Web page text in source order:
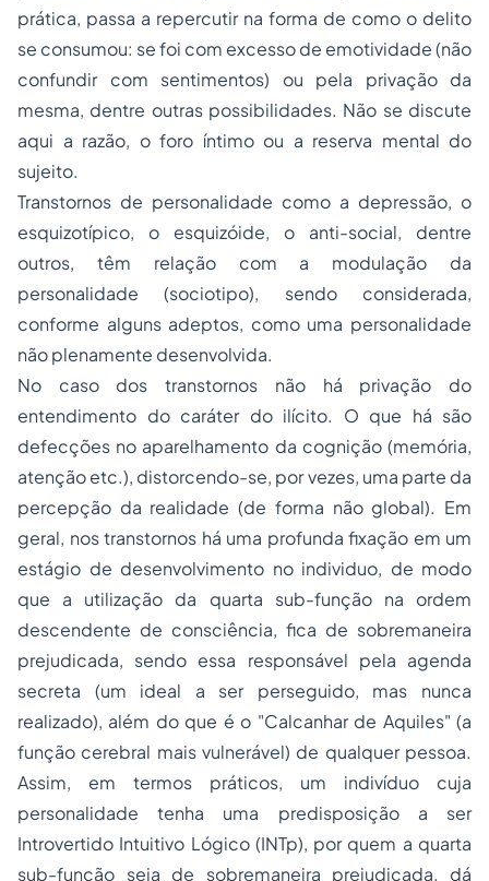
prática, passa a repercutir na forma de como o delito
se consumou: se foi com excesso de emotividade (não
confundir com sentimentos) ou pela privação da
mesma, dentre outras possibilidades. Não se discute
aqui a razão, o foro íntimo ou a reserva mental do
sujeito.
Transtornos de personalidade como a depressão, o
esquizotípico, o esquizóide, o anti-social, dentre
outros, têm relação com a modulação da
personalidade (sociotipo), sendo considerada,
conforme alguns adeptos, como uma personalidade
não plenamente desenvolvida.
No caso dos transtornos não há privação do
entendimento do caráter do ilícito. O que há são
defecções no aparelhamento da cognição (memória,
atenção etc.), distorcendo-se, por vezes, uma parte da
percepção da realidade (de forma não global). Em
geral, nos transtornos há uma profunda fixação em um
estágio de desenvolvimento no individuo, de modo
que a utilização da quarta sub-função na ordem
descendente de consciência, fica de sobremaneira
prejudicada, sendo essa responsável pela agenda
secreta (um ideal a ser perseguido, mas nunca
realizado), além do que é o "Calcanhar de Aquiles" (a
função cerebral mais vulnerável) de qualquer pessoa.
Assim, em termos práticos, um indivíduo cuja
personalidade tenha uma predisposição a ser
Introvertido Intuitivo Lógico (INTp), por quem a quarta
sub-função seja de sobremaneira prejudicada, dá